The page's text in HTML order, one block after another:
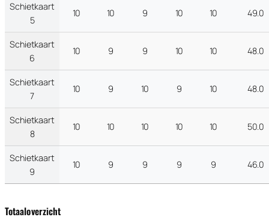
Schietkaart
5
10 10 9 10 10 49.0
Schietkaart
6
10 9 9 10 10 48.0
Schietkaart
7
10 9 10 9 10 48.0
Schietkaart
8
10 10 10 10 10 50.0
Schietkaart
9
10 9 9 9 9 46.0
Totaaloverzicht